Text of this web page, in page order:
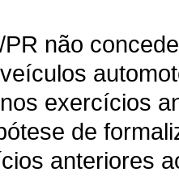
não
exercícios
de
anteriores